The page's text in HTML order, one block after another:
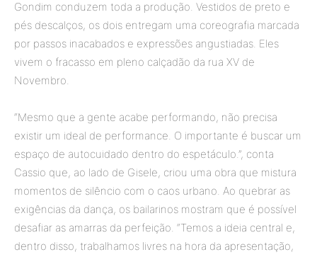
Gondim conduzem toda a produção. Vestidos de preto e
pés descalços, os dois entregam uma coreografia marcada
por passos inacabados e expressões angustiadas. Eles
vivem o fracasso em pleno calçadão da rua XV de
Novembro.
“Mesmo que a gente acabe performando, não precisa
existir um ideal de performance. O importante é buscar um
espaço de autocuidado dentro do espetáculo.”, conta
Cassio que, ao lado de Gisele, criou uma obra que mistura
momentos de silêncio com o caos urbano. Ao quebrar as
exigências da dança, os bailarinos mostram que é possível
desafiar as amarras da perfeição. “Temos a ideia central e,
dentro disso, trabalhamos livres na hora da apresentação,